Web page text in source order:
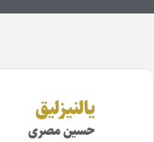
یالنیزلیق
حسین مصری